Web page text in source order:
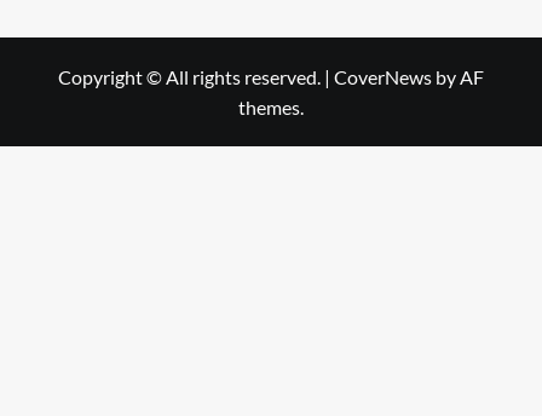
Copyright © All rights reserved. | CoverNews by AF
themes.